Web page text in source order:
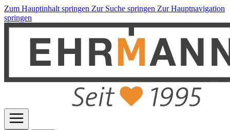
Zum Hauptinhalt springen Zur Suche springen Zur Hauptnavigation
springen